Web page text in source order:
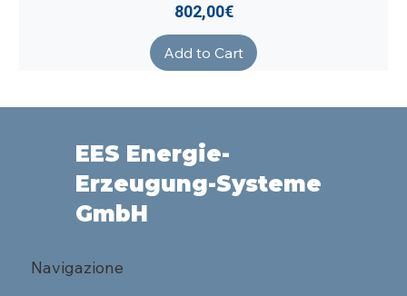
Price
802,00€
Add to Cart
EES Energie-
Erzeugung-Systeme
GmbH
Navigazione